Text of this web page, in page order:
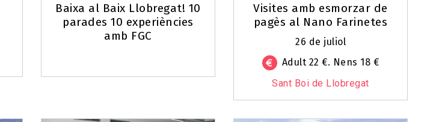
Baixa al Baix Llobregat! 10
parades 10 experiències
amb FGC
Visites amb esmorzar de
pagès al Nano Farinetes
26 de juliol
Adult 22 €. Nens 18 €
Sant Boi de Llobregat